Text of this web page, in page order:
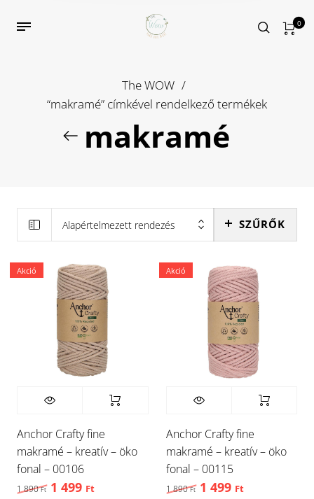
0
The WOW /
“makramé” címkével rendelkező termékek
makramé
Alapértelmezett rendezés SZŰRŐK
Akció
Anchor Crafty fine
makramé – kreatív – öko
fonal – 00106
1 890Ft Original price was: 1 890 Ft,.
1 499 Ft Current price is: 1 499 Ft,.
Akció
Anchor Crafty fine
makramé – kreatív – öko
fonal – 00115
1 890Ft Original price was: 1
1 499 Ft